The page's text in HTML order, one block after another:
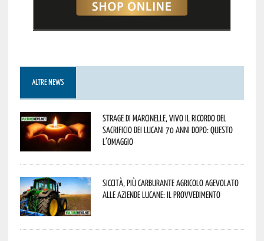
ALTRE NEWS
Strage di Marcinelle, vivo il ricordo del
sacrificio dei lucani 70 anni dopo: questo
l’omaggio
Siccità, più carburante agricolo agevolato
alle aziende lucane: il provvedimento